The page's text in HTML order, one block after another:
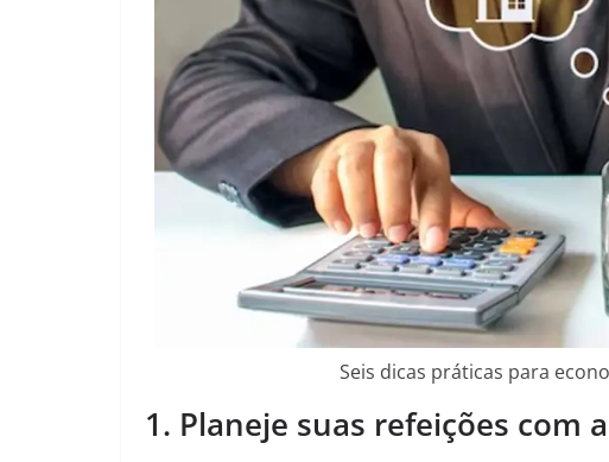
Seis dicas práticas para
1. Planeje suas refeições com